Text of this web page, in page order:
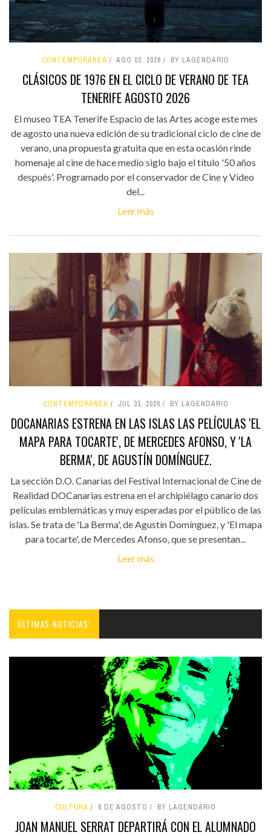
CONTEMPORÁNEA AGO 03, 2026 BY LAGENDARIO
CLÁSICOS DE 1976 EN EL CICLO DE VERANO DE TEA
TENERIFE AGOSTO 2026
El museo TEA Tenerife Espacio de las Artes acoge este mes
de agosto una nueva edición de su tradicional ciclo de cine de
verano, una propuesta gratuita que en esta ocasión rinde
homenaje al cine de hace medio siglo bajo el título '50 años
después'. Programado por el conservador de Cine y Vídeo
del...
Leer más
CONTEMPORÁNEA JUL 31, 2026 BY LAGENDARIO
DOCANARIAS ESTRENA EN LAS ISLAS LAS PELÍCULAS 'EL
MAPA PARA TOCARTE', DE MERCEDES AFONSO, Y 'LA
BERMA', DE AGUSTÍN DOMÍNGUEZ.
La sección D.O. Canarias del Festival Internacional de Cine de
Realidad DOCanarias estrena en el archipiélago canario dos
películas emblemáticas y muy esperadas por el público de las
islas. Se trata de 'La Berma', de Agustín Domínguez, y 'El mapa
para tocarte', de Mercedes Afonso, que se presentan...
Leer más
ÚLTIMAS NOTICIAS'
CULTURA 8 DE AGOSTO BY LAGENDARIO
JOAN MANUEL SERRAT DEPARTIRÁ CON EL ALUMNADO